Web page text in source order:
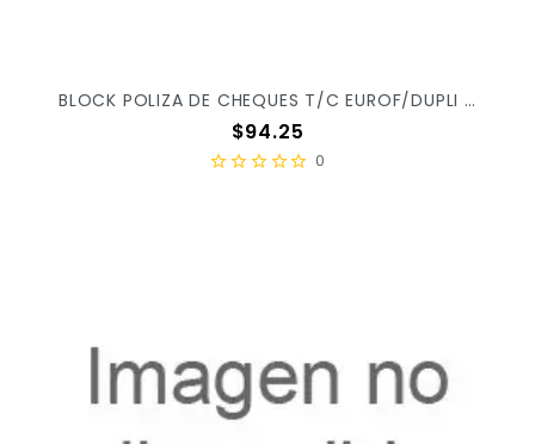
BLOCK POLIZA DE CHEQUES T/C EUROF/DUPLI C/3PZ ER0115 X/10
Precio
$94.25
0